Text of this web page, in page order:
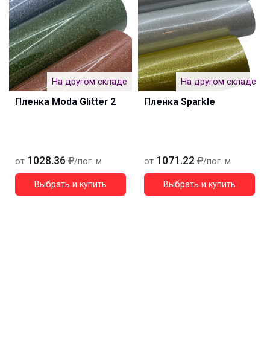
На другом складе
Пленка Moda Glitter 2
от 1028.36 /пог. м
Выбрать и купить
На другом складе
Пленка Sparkle
от 1071.22 /пог. м
Выбрать и купить